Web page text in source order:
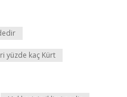
yüzde kaç Kürt